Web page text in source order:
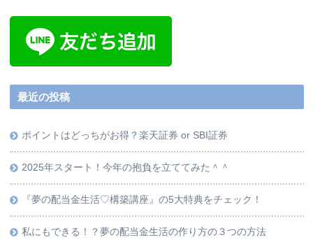
最近の投稿
ポイントはどっちがお得？楽天証券 or SBI証券
2025年スタート！今年の抱負を立ててみた＾＾
『夢の配当金生活♡構築講座』の5大特典をチェック！
私にもできる！？夢の配当金生活の作り方の３つの方法